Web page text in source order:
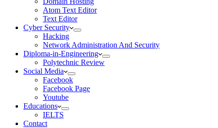
Atom Text Editor
Text Editor
Cyber Security
Hacking
Network Administration And Security
Diploma-in-Engineering
Polytechnic Review
Social Media
Facebook
Facebook Page
Youtube
Educations
IELTS
Contact